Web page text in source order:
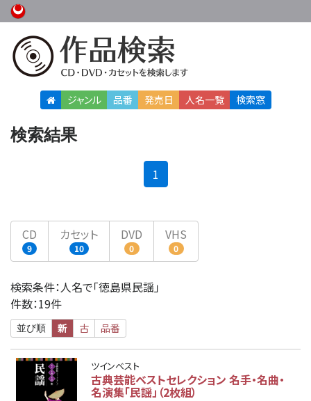
ジャンル 品番 発売日 人名一覧 検索窓
検索結果
1
CD
9
カセット
10
DVD
0
VHS
0
検索条件：人名で「徳島県民謡」
件数：19件
並び順 新 古 品番
ツインベスト
古典芸能ベストセレクション 名手・名曲・
名演集「民謡」（2枚組）